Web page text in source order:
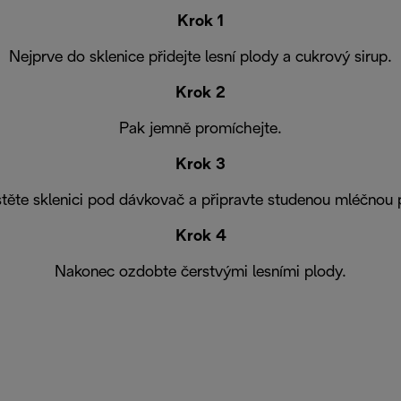
Krok 1
Nejprve do sklenice přidejte lesní plody a cukrový sirup.
Krok 2
Pak jemně promíchejte.
Krok 3
sklenici pod dávkovač a připravte studenou mléčnou
Krok 4
Nakonec ozdobte čerstvými lesními plody.